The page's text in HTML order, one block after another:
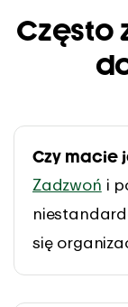
Często
Czy macie
Zadzwoń i
się